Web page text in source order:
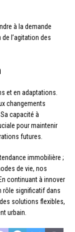
à la demande
l’agitation des
et en adaptations.
changements
capacité à
pour maintenir
futures.
immobilière ;
de vie, nos
continuant à innover
rôle significatif dans
solutions flexibles,
urbain.